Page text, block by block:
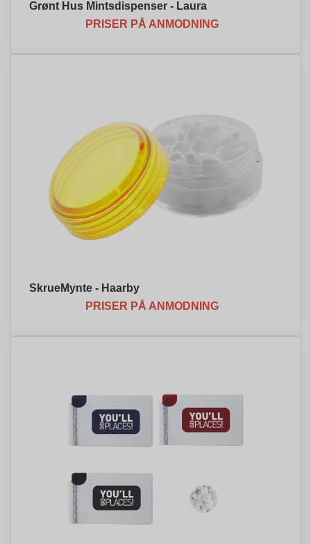
Grønt Hus Mintsdispenser - Laura
PRISER PÅ ANMODNING
SkrueMynte - Haarby
PRISER PÅ ANMODNING